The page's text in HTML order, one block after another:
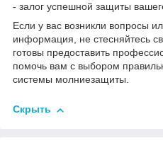
- залог успешной защиты
Если у вас возникли вопросы
информация, не стесняйтесь
готовы предоставить
помочь вам с выбором
системы молниезащиты.
Скрыть